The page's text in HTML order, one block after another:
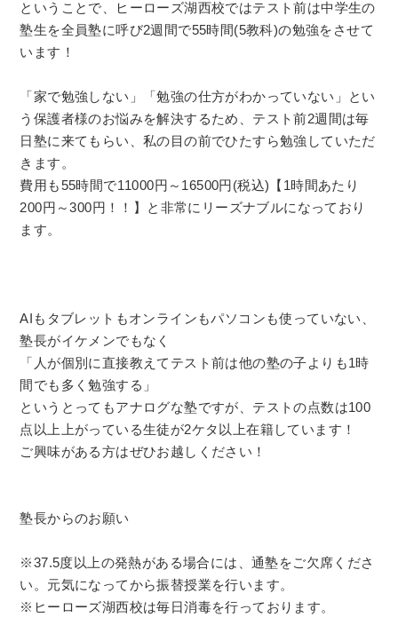
ということで、ヒーローズ湖西校ではテスト前は中学生の
塾生を全員塾に呼び2週間で55時間(5教科)の勉強をさせて
います！
「家で勉強しない」「勉強の仕方がわかっていない」とい
う保護者様のお悩みを解決するため、テスト前2週間は毎
日塾に来てもらい、私の目の前でひたすら勉強していただ
きます。
費用も55時間で11000円～16500円(税込)【1時間あたり
200円～300円！！】と非常にリーズナブルになっており
ます。
AIもタブレットもオンラインもパソコンも使っていない、
塾長がイケメンでもなく
「人が個別に直接教えてテスト前は他の塾の子よりも1時
間でも多く勉強する」
というとってもアナログな塾ですが、テストの点数は100
点以上上がっている生徒が2ケタ以上在籍しています！
ご興味がある方はぜひお越しください！
塾長からのお願い
※37.5度以上の発熱がある場合には、通塾をご欠席くださ
い。元気になってから振替授業を行います。
※ヒーローズ湖西校は毎日消毒を行っております。